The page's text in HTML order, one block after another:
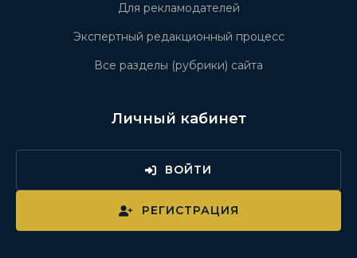
Для рекламодателей
Экспертный редакционный процесс
Все разделы (рубрики) сайта
Личный кабинет
ВОЙТИ
РЕГИСТРАЦИЯ